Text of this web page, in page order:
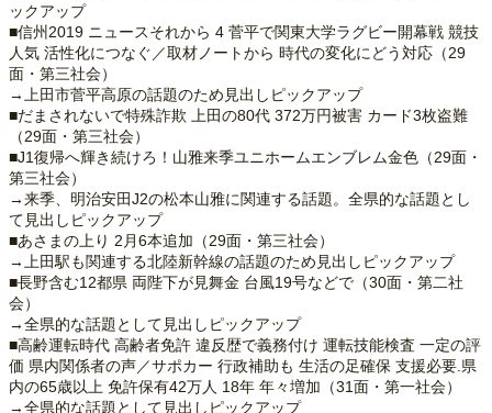
ックアップ
■信州2019 ニュースそれから 4 菅平で関東大学ラグビー開幕戦 競技
人気 活性化につなぐ／取材ノートから 時代の変化にどう対応（29
面・第三社会）
→上田市菅平高原の話題のため見出しピックアップ
■だまされないで特殊詐欺 上田の80代 372万円被害 カード3枚盗難
（29面・第三社会）
■J1復帰へ輝き続けろ！山雅来季ユニホームエンブレム金色（29面・
第三社会）
→来季、明治安田J2の松本山雅に関連する話題。全県的な話題とし
て見出しピックアップ
■あさまの上り 2月6本追加（29面・第三社会）
→上田駅も関連する北陸新幹線の話題のため見出しピックアップ
■長野含む12都県 両陛下が見舞金 台風19号などで（30面・第二社
会）
→全県的な話題として見出しピックアップ
■高齢運転時代 高齢者免許 違反歴で義務付け 運転技能検査 一定の評
価 県内関係者の声／サポカー 行政補助も 生活の足確保 支援必要.県
内の65歳以上 免許保有42万人 18年 年々増加（31面・第一社会）
→全県的な話題として見出しピックアップ